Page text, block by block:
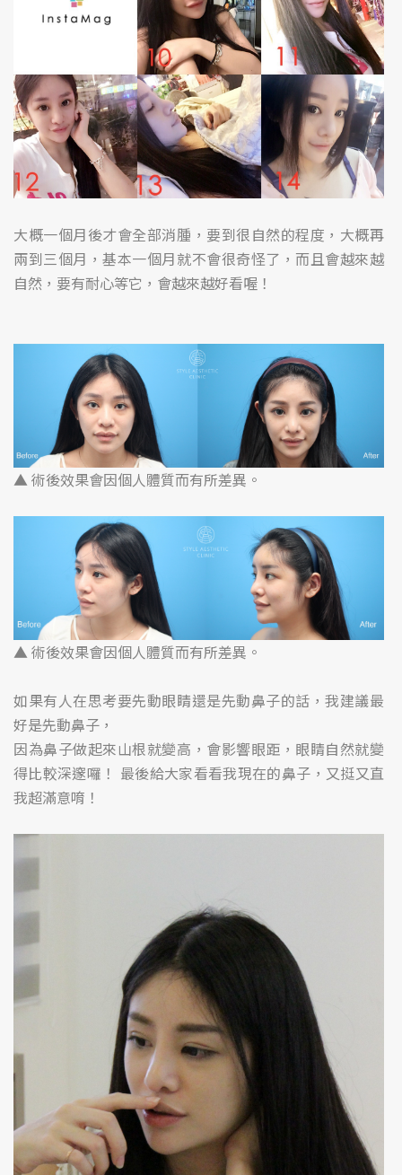
大概一個月後才會全部消腫，要到很自然的程度，大概再
兩到三個月，基本一個月就不會很奇怪了，而且會越來越
自然，要有耐心等它，會越來越好看喔！
▲ 術後效果會因個人體質而有所差異。
▲ 術後效果會因個人體質而有所差異。
如果有人在思考要先動眼睛還是先動鼻子的話，我建議最
好是先動鼻子，
因為鼻子做起來山根就變高，會影響眼距，眼睛自然就變
得比較深邃囉！ 最後給大家看看我現在的鼻子，又挺又直
我超滿意唷！